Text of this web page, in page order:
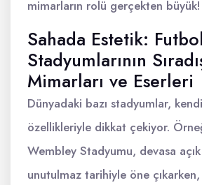
mimarların rolü gerçekten büyük!
Sahada Estetik: Futbol
Stadyumlarının
Mimarları ve Eserleri
Dünyadaki bazı stadyumlar,
özellikleriyle dikkat çekiyor.
Wembley Stadyumu, devasa açık
unutulmaz tarihiyle öne